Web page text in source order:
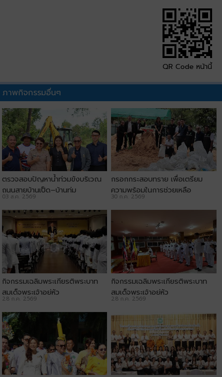
QR Code หน้านี้
ภาพกิจกรรมอื่นๆ
ตรวจสอบปัญหาน้ำท่วมขังบริเวณ
ถนนสายบ้านเป็ด–บ้านทุ่ม
03 ส.ค. 2569
กรอกกระสอบทราย เพื่อเตรียม
ความพร้อมในการช่วยเหลือ
ประชาชน
30 ก.ค. 2569
กิจกรรมเฉลิมพระเกียรติพระบาท
สมเด็จพระเจ้าอยู่หัว
28 ก.ค. 2569
กิจกรรมเฉลิมพระเกียรติพระบาท
สมเด็จพระเจ้าอยู่หัว
28 ก.ค. 2569